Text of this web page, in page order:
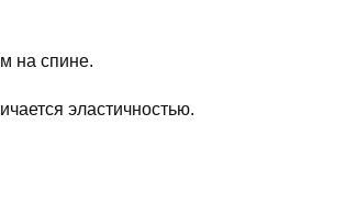
на спине.
эластичностью.